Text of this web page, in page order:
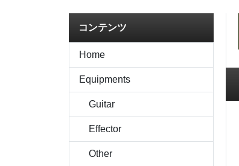
コンテンツ
Home
Equipments
Guitar
Effector
Other